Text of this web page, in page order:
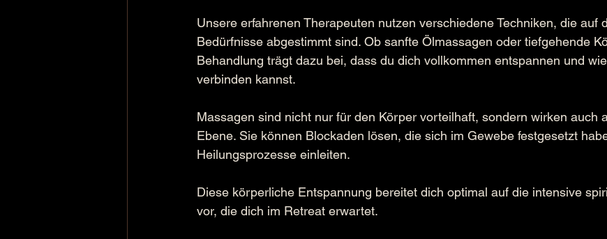
Unsere erfahrenen Therapeuten nutzen verschiedene Techniken, die auf
Bedürfnisse abgestimmt sind. Ob sanfte Ölmassagen oder tiefgehende
Behandlung trägt dazu bei, dass du dich vollkommen entspannen und
verbinden kannst.
Massagen sind nicht nur für den Körper vorteilhaft, sondern wirken auch
Ebene. Sie können Blockaden lösen, die sich im Gewebe festgesetzt
Heilungsprozesse einleiten.
Diese körperliche Entspannung bereitet dich optimal auf die intensive
vor, die dich im Retreat erwartet.